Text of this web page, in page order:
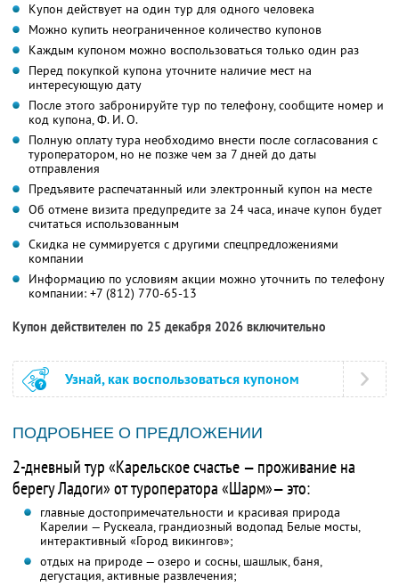
Купон действует на один тур для одного человека
Можно купить неограниченное количество купонов
Каждым купоном можно воспользоваться только один раз
Перед покупкой купона уточните наличие мест на
интересующую дату
После этого забронируйте тур по телефону, сообщите номер и
код купона,Ф. И. О.
Полную оплату тура необходимо внести после согласования с
туроператором, но не позже чем за 7 дней до даты
отправления
Предъявите распечатанный или электронный купон на месте
Об отмене визита предупредите за 24 часа, иначе купон будет
считаться использованным
Скидка не суммируется с другими спецпредложениями
компании
Информацию по условиям акции можно уточнить по телефону
компании: +7 (812) 770-65-13
Купон действителен по 25 декабря 2026 включительно
Узнай, как воспользоваться купоном
ПОДРОБНЕЕ О ПРЕДЛОЖЕНИИ
2-дневный тур «Карельское счастье — проживание на
берегу Ладоги» от туроператора «Шарм»— это:
главные достопримечательности и красивая природа
Карелии — Рускеала, грандиозный водопад Белые мосты,
интерактивный «Город викингов»;
отдых на природе — озеро и сосны, шашлык, баня,
дегустация, активные развлечения;